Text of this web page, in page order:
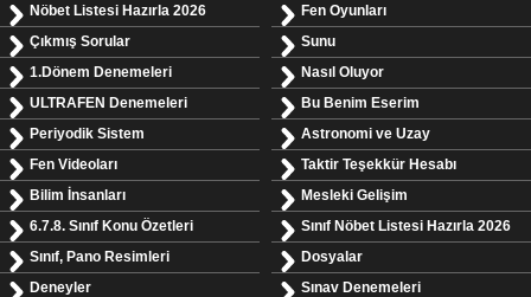
Nöbet Listesi Hazırla 2026
Çıkmış Sorular
1.Dönem Denemeleri
ULTRAFEN Denemeleri
Periyodik Sistem
Fen Videoları
Bilim İnsanları
6.7.8. Sınıf Konu Özetleri
Sınıf, Pano Resimleri
Deneyler
Fen Oyunları
Sunu
Nasıl Oluyor
Bu Benim Eserim
Astronomi ve Uzay
Taktir Teşekkür Hesabı
Mesleki Gelişim
Sınıf Nöbet Listesi Hazırla 2026
Dosyalar
Sınav Denemeleri